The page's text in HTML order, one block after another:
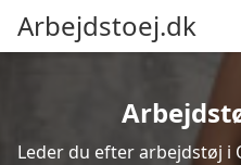
Arbejdstoej.dk
Leder du efter arbejdstøj i